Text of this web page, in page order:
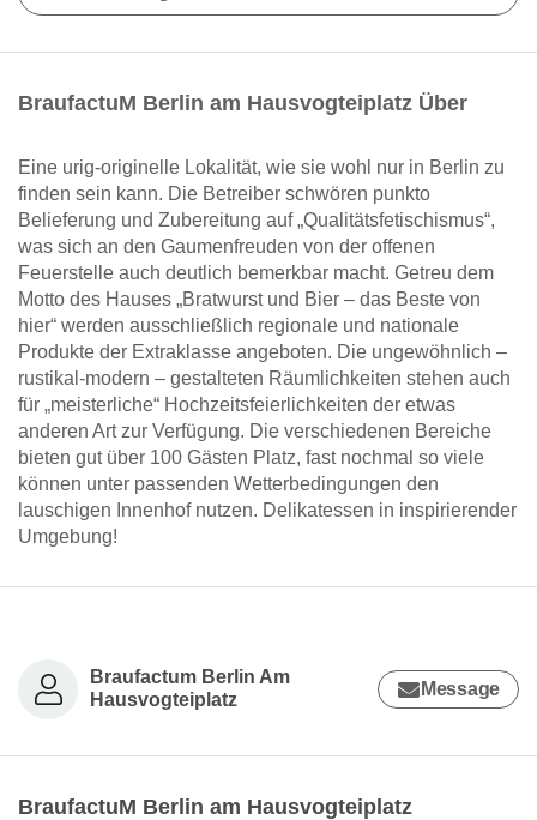
BraufactuM Berlin am Hausvogteiplatz Über
Eine urig-originelle Lokalität, wie sie wohl nur in Berlin zu
finden sein kann. Die Betreiber schwören punkto
Belieferung und Zubereitung auf „Qualitätsfetischismus“,
was sich an den Gaumenfreuden von der offenen
Feuerstelle auch deutlich bemerkbar macht. Getreu dem
Motto des Hauses „Bratwurst und Bier – das Beste von
hier“ werden ausschließlich regionale und nationale
Produkte der Extraklasse angeboten. Die ungewöhnlich –
rustikal-modern – gestalteten Räumlichkeiten stehen auch
für „meisterliche“ Hochzeitsfeierlichkeiten der etwas
anderen Art zur Verfügung. Die verschiedenen Bereiche
bieten gut über 100 Gästen Platz, fast nochmal so viele
können unter passenden Wetterbedingungen den
lauschigen Innenhof nutzen. Delikatessen in inspirierender
Umgebung!
Braufactum Berlin Am
Hausvogteiplatz
Message
BraufactuM Berlin am Hausvogteiplatz